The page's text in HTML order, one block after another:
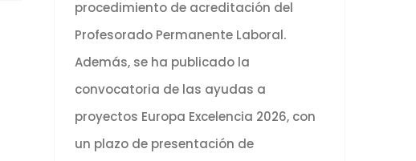
procedimiento de acreditación del
Profesorado Permanente Laboral.
Además, se ha publicado la
convocatoria de las ayudas a
proyectos Europa Excelencia 2026, con
un plazo de presentación de